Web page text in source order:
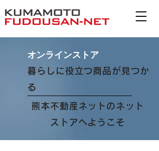
オンラインストア
暮らしに役立つ商品が見つか
る
熊本不動産ネットのネット
ストアへようこそ